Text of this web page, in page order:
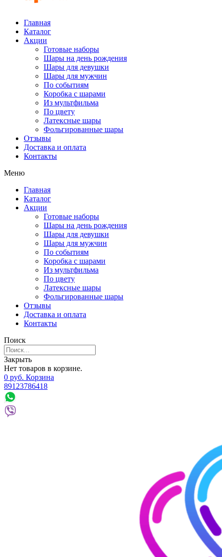
Главная
Каталог
Акции
Готовые наборы
Шары на день рождения
Шары для девушки
Шары для мужчин
По событиям
Коробка с шарами
Из мультфильма
По цвету
Латексные шары
Фольгированные шары
Отзывы
Доставка и оплата
Контакты
Меню
Главная
Каталог
Акции
Готовые наборы
Шары на день рождения
Шары для девушки
Шары для мужчин
По событиям
Коробка с шарами
Из мультфильма
По цвету
Латексные шары
Фольгированные шары
Отзывы
Доставка и оплата
Контакты
Поиск
Закрыть
Нет товаров в корзине.
0 руб. Корзина
89123786418